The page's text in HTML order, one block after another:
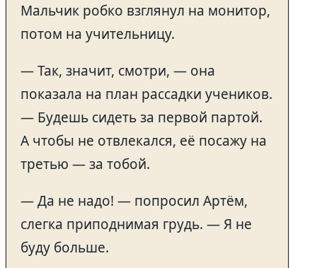
Мальчик робко взглянул на монитор,
потом на учительницу.
— Так, значит, смотри, — она
показала на план рассадки учеников.
— Будешь сидеть за первой партой.
А чтобы не отвлекался, её посажу на
третью — за тобой.
— Да не надо! — попросил Артём,
слегка приподнимая грудь. — Я не
буду больше.